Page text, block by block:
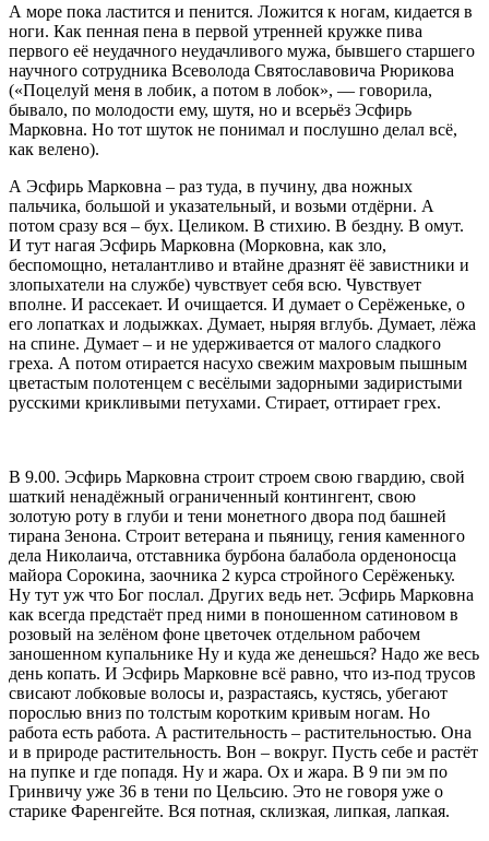
А море пока ластится и пенится. Ложится к ногам, кидается в
ноги. Как пенная пена в первой утренней кружке пива
первого её неудачного неудачливого мужа, бывшего старшего
научного сотрудника Всеволода Святославовича Рюрикова
(«Поцелуй меня в лобик, а потом в лобок», — говорила,
бывало, по молодости ему, шутя, но и всерьёз Эсфирь
Марковна. Но тот шуток не понимал и послушно делал всё,
как велено).
А Эсфирь Марковна – раз туда, в пучину, два ножных
пальчика, большой и указательный, и возьми отдёрни. А
потом сразу вся – бух. Целиком. В стихию. В бездну. В омут.
И тут нагая Эсфирь Марковна (Морковна, как зло,
беспомощно, неталантливо и втайне дразнят ёё завистники и
злопыхатели на службе) чувствует себя всю. Чувствует
вполне. И рассекает. И очищается. И думает о Серёженьке, о
его лопатках и лодыжках. Думает, ныряя вглубь. Думает, лёжа
на спине. Думает – и не удерживается от малого сладкого
греха. А потом отирается насухо свежим махровым пышным
цветастым полотенцем с весёлыми задорными задиристыми
русскими крикливыми петухами. Стирает, оттирает грех.
В 9.00. Эсфирь Марковна строит строем свою гвардию, свой
шаткий ненадёжный ограниченный контингент, свою
золотую роту в глуби и тени монетного двора под башней
тирана Зенона. Строит ветерана и пьяницу, гения каменного
дела Николаича, отставника бурбона балабола орденоносца
майора Сорокина, заочника 2 курса стройного Серёженьку.
Ну тут уж что Бог послал. Других ведь нет. Эсфирь Марковна
как всегда предстаёт пред ними в поношенном сатиновом в
розовый на зелёном фоне цветочек отдельном рабочем
заношенном купальнике Ну и куда же денешься? Надо же весь
день копать. И Эсфирь Марковне всё равно, что из-под трусов
свисают лобковые волосы и, разрастаясь, кустясь, убегают
порослью вниз по толстым коротким кривым ногам. Но
работа есть работа. А растительность – растительностью. Она
и в природе растительность. Вон – вокруг. Пусть себе и растёт
на пупке и где попадя. Ну и жара. Ох и жара. В 9 пи эм по
Гринвичу уже 36 в тени по Цельсию. Это не говоря уже о
старике Фаренгейте. Вся потная, склизкая, липкая, лапкая.